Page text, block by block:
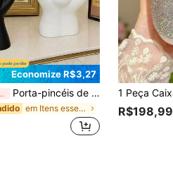
Economize R$3,27
dia Porta-pincéis de maquiagem humanoide em plástico preto e branco (1 Peça), caixa organizadora criativa para mesa, suporte portátil antiderrapante e leve, estilo resina, porta-pincéis decorativo, acessório para banheiro, organizador de banheiro, adequado para banheiro, quarto, penteadeira, dormitório, apartamento, decoração de mesa, uso diário em casa, volta às aulas, item essencial para o verão, presente de aniversário, festa de fim de ano, item essencial para viagens e férias.
em Itens essenciais para armazenamento em dormitór R$198,99